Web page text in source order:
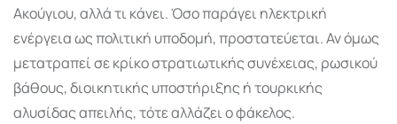
Ακούγιου, αλλά τι κάνει. Όσο παράγει ηλεκτρική
ενέργεια ως πολιτική υποδομή, προστατεύεται. Αν όμως
μετατραπεί σε κρίκο στρατιωτικής συνέχειας, ρωσικού
βάθους, διοικητικής υποστήριξης ή τουρκικής
αλυσίδας απειλής, τότε αλλάζει ο φάκελος.